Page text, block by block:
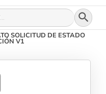
Botón
SOLICITUD DE ESTADO
V1